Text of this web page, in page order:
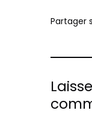
Partager